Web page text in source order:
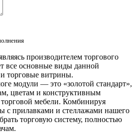
производителем торгового
все основные виды данной
торговые витрины.
модули — это «золотой стандарт»,
цветам и конструктивным
мебели. Комбинируя
с прилавками и стеллажами нашего
торговую систему, полностью